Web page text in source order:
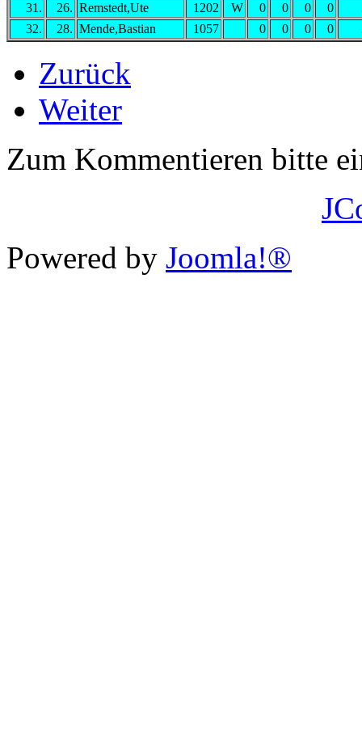
31.
26. Remstedt,Ute 1202 W 0 0 0 0
32.
28. Mende,Bastian 1057 0 0 0 0
Zurück
Weiter
Zum Kommentieren bitte
Powered by Joomla!®